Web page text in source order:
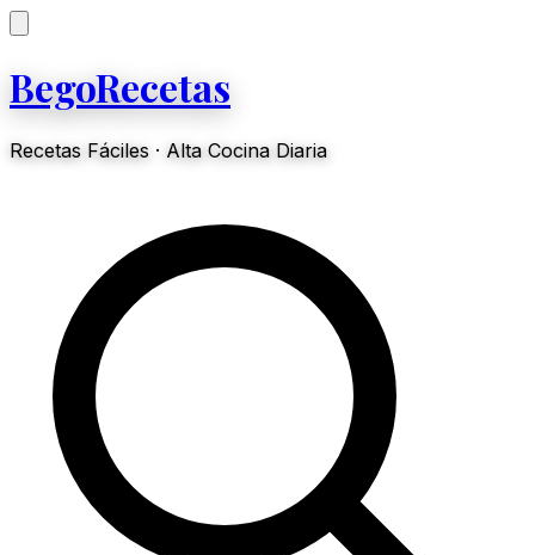
BegoRecetas
Recetas Fáciles · Alta Cocina Diaria